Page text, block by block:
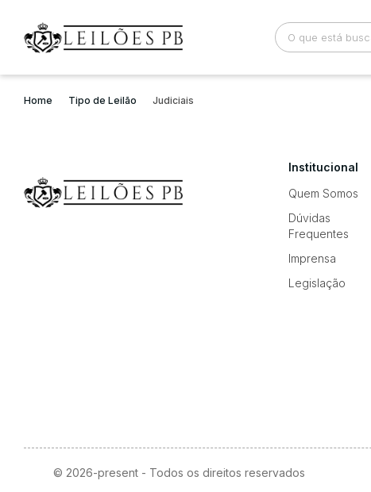
Busca por palavra-chave
Comitente
Home Tipo de Leilão Judiciais
Institucional
Quem Somos
Dúvidas
Frequentes
Imprensa
Legislação
© 2026-present - Todos os direitos reservados